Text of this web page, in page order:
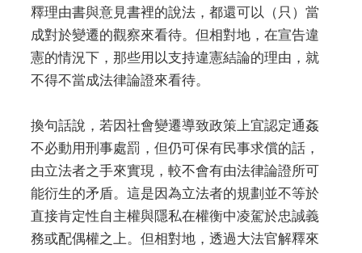
釋理由書與意見書裡的說法，都還可以（只）當
成對於變遷的觀察來看待。但相對地，在宣告違
憲的情況下，那些用以支持違憲結論的理由，就
不得不當成法律論證來看待。
換句話說，若因社會變遷導致政策上宜認定通姦
不必動用刑事處罰，但仍可保有民事求償的話，
由立法者之手來實現，較不會有由法律論證所可
能衍生的矛盾。這是因為立法者的規劃並不等於
直接肯定性自主權與隱私在權衡中凌駕於忠誠義
務或配偶權之上。但相對地，透過大法官解釋來